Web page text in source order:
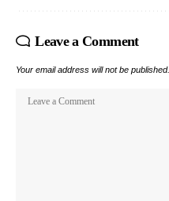
Leave a Comment
Your email address will not be published.